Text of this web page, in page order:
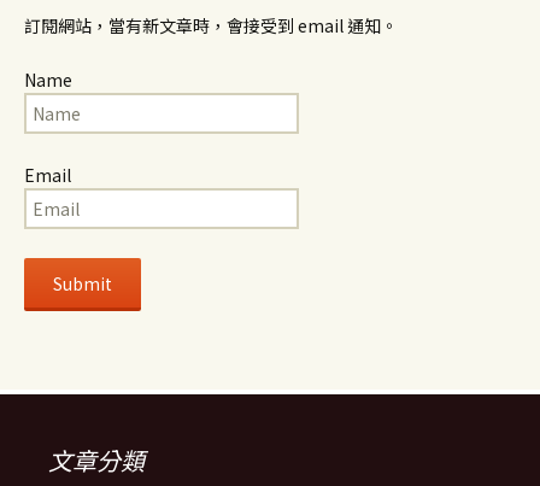
訂閱網站，當有新文章時，會接受到 email 通知。
Name
Email
文章分類